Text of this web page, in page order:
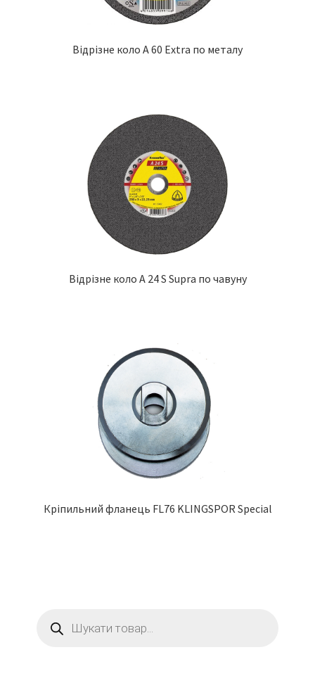
Відрізне коло A 60 Extra по металу
Відрізне коло A 24 S Supra по чавуну
Кріпильний фланець FL76 KLINGSPOR Special
товарів